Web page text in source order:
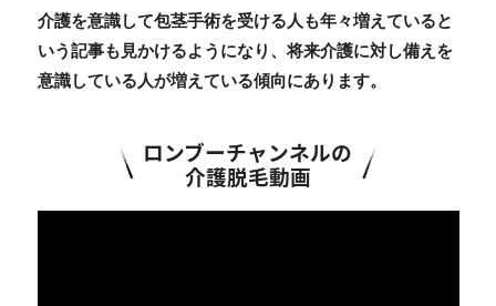
介護を意識して包茎手術を受ける人も年々増えていると
いう記事も見かけるようになり、将来介護に対し備えを
意識している人が増えている傾向にあります。
ロンブーチャンネルの
介護脱毛動画